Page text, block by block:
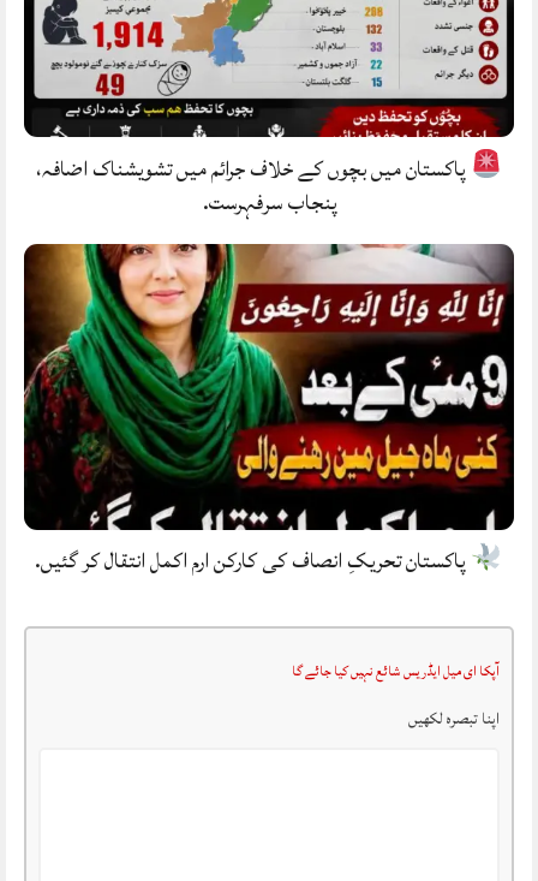
پاکستان میں بچوں کے خلاف جرائم میں تشویشناک اضافہ،
پنجاب سرفہرست.
پاکستان تحریکِ انصاف کی کارکن ارم اکمل انتقال کر گئیں.
آپکا ای میل ایڈریس شائع نہیں کیا جائے گا
اپنا تبصرہ لکھیں